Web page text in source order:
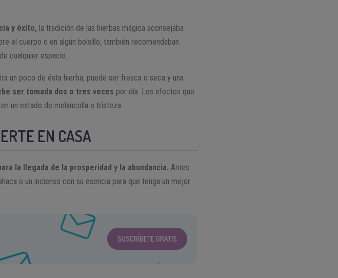
y éxito, la tradición de las hierbas mágica aconsejaba
el cuerpo o en algún bolsillo, también recomendaban
cualquier espacio.
un poco de ésta hierba, puede ser fresca o seca y una
ser tomada dos o tres veces por día. Los efectos que
un estado de melancolía o tristeza.
EN CASA
la llegada de la prosperidad y la abundancia. Antes
o un incienso con su esencia para que tenga un mejor
SUSCRÍBETE GRATIS